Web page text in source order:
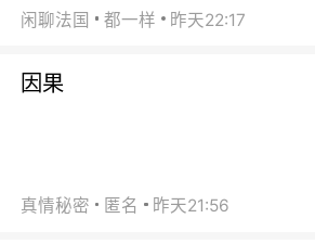
闲聊法国 都一样 昨天22:17
因果
真情秘密 匿名 昨天21:56